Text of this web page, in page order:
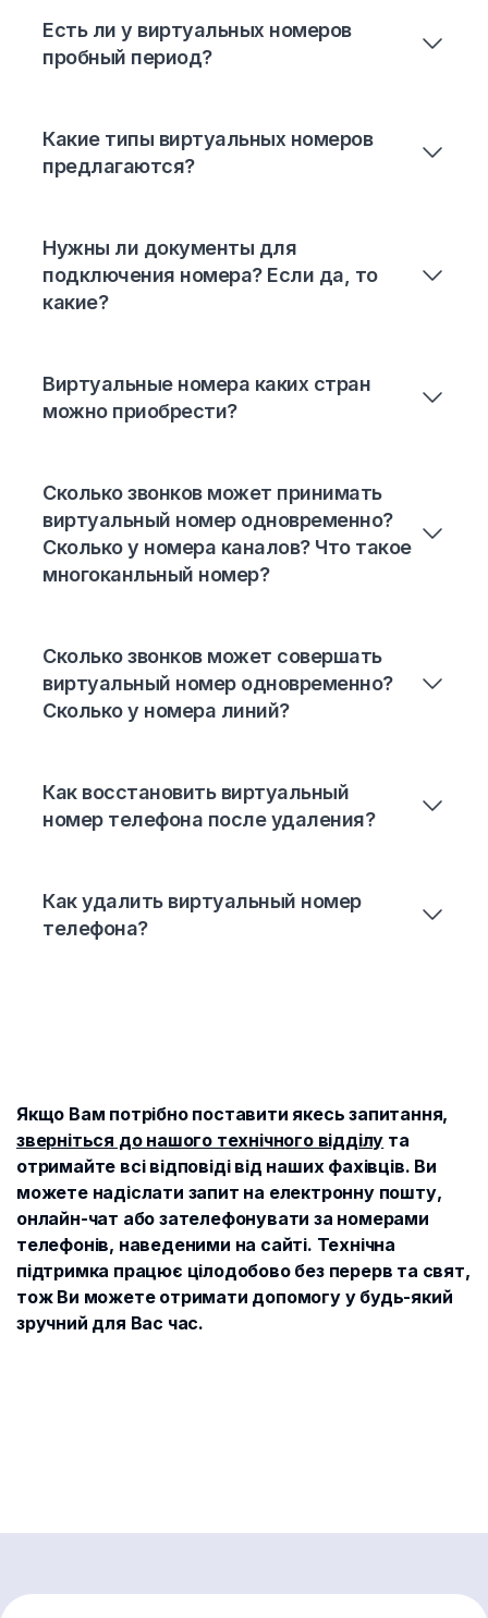
Есть ли у виртуальных номеров
пробный период?
Какие типы виртуальных номеров
предлагаются?
Нужны ли документы для
подключения номера? Если да, то
какие?
Виртуальные номера каких стран
можно приобрести?
Сколько звонков может принимать
виртуальный номер одновременно?
Сколько у номера каналов? Что такое
многоканльный номер?
Сколько звонков может совершать
виртуальный номер одновременно?
Сколько у номера линий?
Как восстановить виртуальный
номер телефона после удаления?
Как удалить виртуальный номер
телефона?
Якщо Вам потрібно поставити якесь запитання,
зверніться до нашого технічного відділу та
отримайте всі відповіді від наших фахівців. Ви
можете надіслати запит на електронну пошту,
онлайн-чат або зателефонувати за номерами
телефонів, наведеними на сайті. Технічна
підтримка працює цілодобово без перерв та свят,
тож Ви можете отримати допомогу у будь-який
зручний для Вас час.